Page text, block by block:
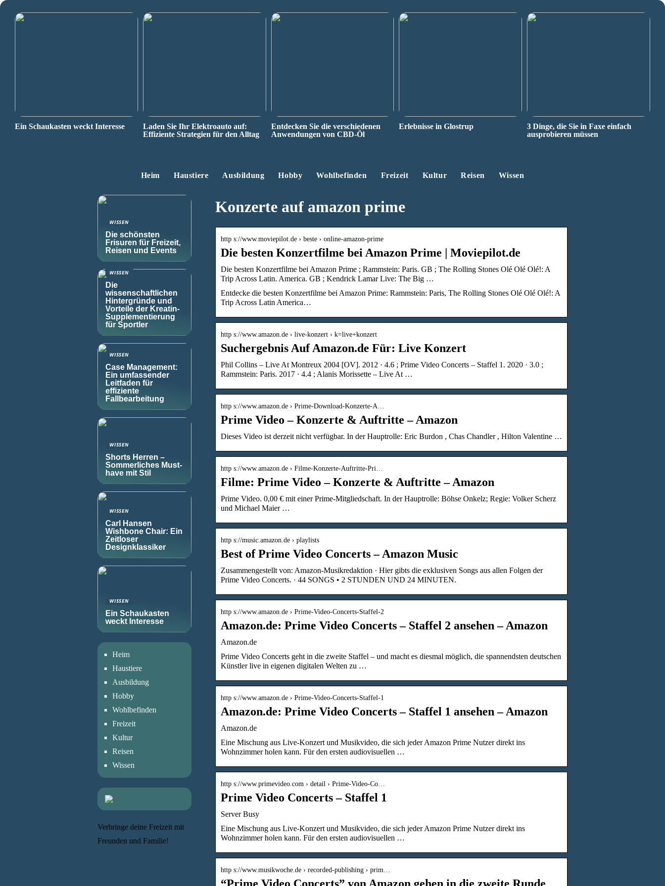
Ein Schaukasten weckt Interesse
Laden Sie Ihr Elektroauto auf:
Effiziente Strategien für den Alltag
Entdecken Sie die verschiedenen
Anwendungen von CBD-Öl
Erlebnisse in Glostrup
3 Dinge, die Sie in Faxe einfach
ausprobieren müssen
Heim Haustiere Ausbildung Hobby Wohlbefinden Freizeit Kultur Reisen Wissen
Konzerte auf amazon prime
http s://www.moviepilot.de › beste › online-amazon-prime
Die besten Konzertfilme bei Amazon Prime | Moviepilot.de
Die besten Konzertfilme bei Amazon Prime ; Rammstein: Paris. GB ; The Rolling Stones Olé Olé Olé!: A
Trip Across Latin. America. GB ; Kendrick Lamar Live: The Big …
Entdecke die besten Konzertfilme bei Amazon Prime: Rammstein: Paris, The Rolling Stones Olé Olé Olé!: A
Trip Across Latin America…
http s://www.amazon.de › live-konzert › k=live+konzert
Suchergebnis Auf Amazon.de Für: Live Konzert
Phil Collins – Live At Montreux 2004 [OV]. 2012 · 4.6 ; Prime Video Concerts – Staffel 1. 2020 · 3.0 ;
Rammstein: Paris. 2017 · 4.4 ; Alanis Morissette – Live At …
http s://www.amazon.de › Prime-Download-Konzerte-A…
Prime Video – Konzerte & Auftritte – Amazon
Dieses Video ist derzeit nicht verfügbar. In der Hauptrolle: Eric Burdon , Chas Chandler , Hilton Valentine …
http s://www.amazon.de › Filme-Konzerte-Auftritte-Pri…
Filme: Prime Video – Konzerte & Auftritte – Amazon
Prime Video. 0,00 € mit einer Prime-Mitgliedschaft. In der Hauptrolle: Böhse Onkelz; Regie: Volker Scherz
und Michael Maier …
http s://music.amazon.de › playlists
Best of Prime Video Concerts – Amazon Music
Zusammengestellt von: Amazon-Musikredaktion · Hier gibts die exklusiven Songs aus allen Folgen der
Prime Video Concerts. · 44 SONGS • 2 STUNDEN UND 24 MINUTEN.
http s://www.amazon.de › Prime-Video-Concerts-Staffel-2
Amazon.de: Prime Video Concerts – Staffel 2 ansehen – Amazon
Amazon.de
Prime Video Concerts geht in die zweite Staffel – und macht es diesmal möglich, die spannendsten deutschen
Künstler live in eigenen digitalen Welten zu …
http s://www.amazon.de › Prime-Video-Concerts-Staffel-1
Amazon.de: Prime Video Concerts – Staffel 1 ansehen – Amazon
Amazon.de
Eine Mischung aus Live-Konzert und Musikvideo, die sich jeder Amazon Prime Nutzer direkt ins
Wohnzimmer holen kann. Für den ersten audiovisuellen …
http s://www.primevideo.com › detail › Prime-Video-Co…
Prime Video Concerts – Staffel 1
Server Busy
Eine Mischung aus Live-Konzert und Musikvideo, die sich jeder Amazon Prime Nutzer direkt ins
Wohnzimmer holen kann. Für den ersten audiovisuellen …
http s://www.musikwoche.de › recorded-publishing › prim…
WISSEN
Die schönsten
Frisuren für Freizeit,
Reisen und Events
WISSEN
Die
wissenschaftlichen
Hintergründe und
Vorteile der Kreatin-
Supplementierung
für Sportler
WISSEN
Case Management:
Ein umfassender
Leitfaden für
effiziente
Fallbearbeitung
WISSEN
Shorts Herren –
Sommerliches Must-
have mit Stil
WISSEN
Carl Hansen
Wishbone Chair: Ein
Zeitloser
Designklassiker
WISSEN
Ein Schaukasten
weckt Interesse
Heim
Haustiere
Ausbildung
Hobby
Wohlbefinden
Freizeit
Kultur
Reisen
Wissen
Verbringe deine Freizeit mit
Freunden und Familie!